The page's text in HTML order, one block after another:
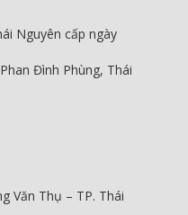
Nguyên cấp ngày
Đình Phùng, Thái
Văn Thụ – TP. Thái